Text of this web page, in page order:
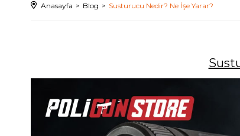
Anasayfa Blog Susturucu Nedir? Ne İşe Yarar?